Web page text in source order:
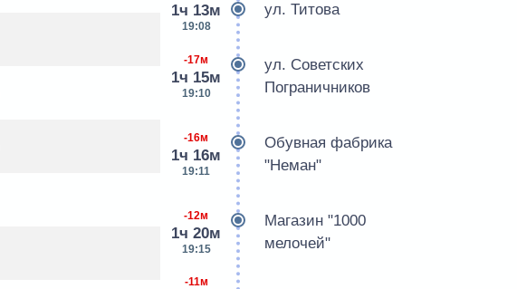
1ч 13м
19:08
ул. Титова
-17м
1ч 15м
19:10
ул. Советских
Пограничников
-16м
1ч 16м
19:11
Обувная фабрика
"Неман"
-12м
1ч 20м
19:15
Магазин "1000
мелочей"
-11м